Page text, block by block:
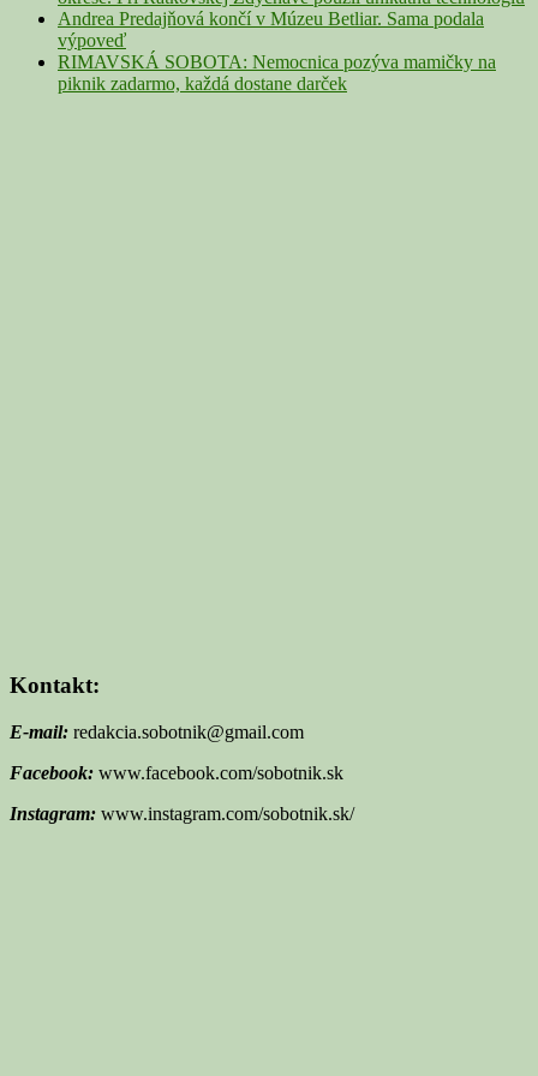
Andrea Predajňová končí v Múzeu Betliar. Sama podala
výpoveď
RIMAVSKÁ SOBOTA: Nemocnica pozýva mamičky na
piknik zadarmo, každá dostane darček
Kontakt:
E-mail: redakcia.sobotnik@gmail.com
Facebook: www.facebook.com/sobotnik.sk
Instagram: www.instagram.com/sobotnik.sk/